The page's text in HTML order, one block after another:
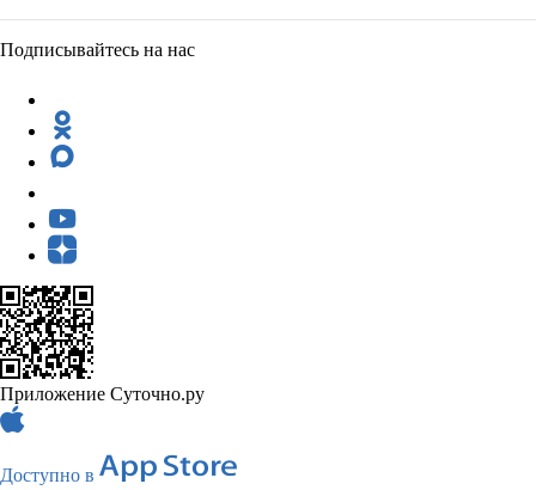
Подписывайтесь на нас
Приложение Суточно.ру
Доступно в